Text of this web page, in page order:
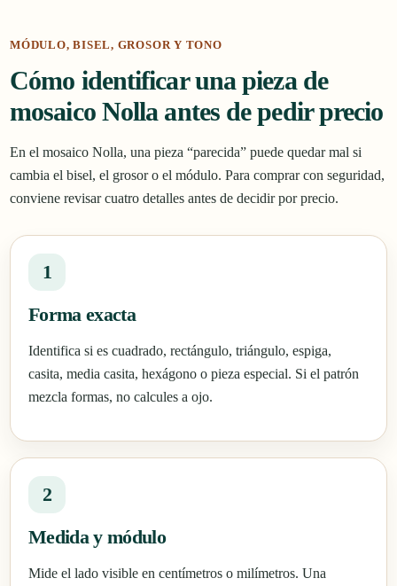
MÓDULO, BISEL, GROSOR Y TONO
Cómo identificar una pieza de
mosaico Nolla antes de pedir precio
En el mosaico Nolla, una pieza “parecida” puede quedar mal si
cambia el bisel, el grosor o el módulo. Para comprar con seguridad,
conviene revisar cuatro detalles antes de decidir por precio.
1
Forma exacta
Identifica si es cuadrado, rectángulo, triángulo, espiga,
casita, media casita, hexágono o pieza especial. Si el patrón
mezcla formas, no calcules a ojo.
2
Medida y módulo
Mide el lado visible en centímetros o milímetros. Una